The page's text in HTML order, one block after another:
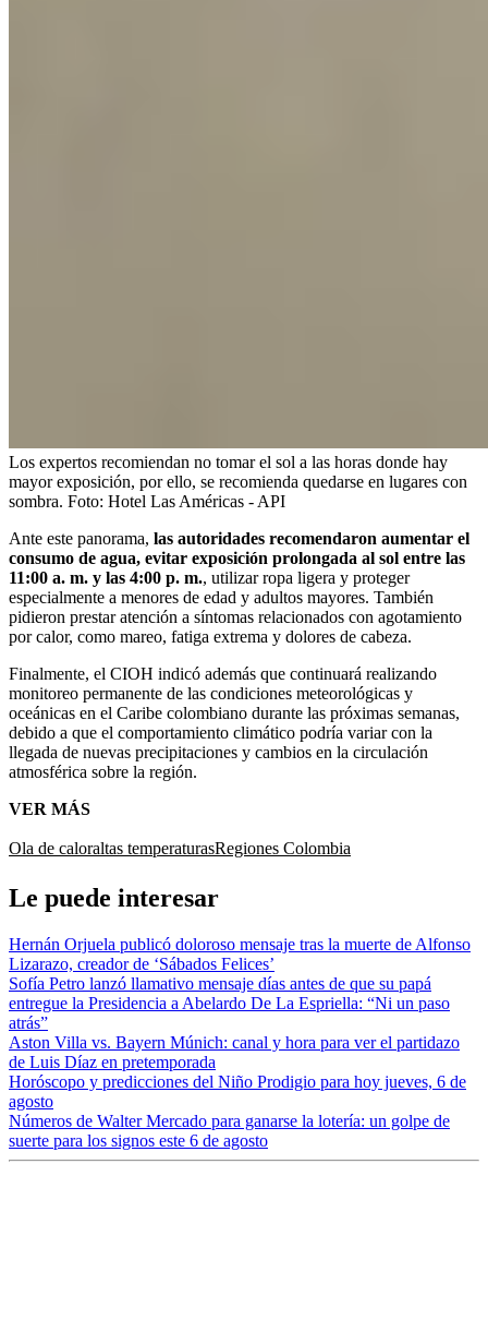
Los expertos recomiendan no tomar el sol a las horas donde hay
mayor exposición, por ello, se recomienda quedarse en lugares con
sombra. Foto: Hotel Las Américas - API
Ante este panorama, las autoridades recomendaron aumentar el
consumo de agua, evitar exposición prolongada al sol entre las
11:00 a. m. y las 4:00 p. m., utilizar ropa ligera y proteger
especialmente a menores de edad y adultos mayores. También
pidieron prestar atención a síntomas relacionados con agotamiento
por calor, como mareo, fatiga extrema y dolores de cabeza.
Finalmente, el CIOH indicó además que continuará realizando
monitoreo permanente de las condiciones meteorológicas y
oceánicas en el Caribe colombiano durante las próximas semanas,
debido a que el comportamiento climático podría variar con la
llegada de nuevas precipitaciones y cambios en la circulación
atmosférica sobre la región.
VER MÁS
Ola de caloraltas temperaturasRegiones Colombia
Le puede interesar
Hernán Orjuela publicó doloroso mensaje tras la muerte de Alfonso
Lizarazo, creador de ‘Sábados Felices’
Sofía Petro lanzó llamativo mensaje días antes de que su papá
entregue la Presidencia a Abelardo De La Espriella: “Ni un paso
atrás”
Aston Villa vs. Bayern Múnich: canal y hora para ver el partidazo
de Luis Díaz en pretemporada
Horóscopo y predicciones del Niño Prodigio para hoy jueves, 6 de
agosto
Números de Walter Mercado para ganarse la lotería: un golpe de
suerte para los signos este 6 de agosto